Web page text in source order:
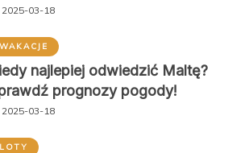
2025-03-18
WAKACJE
najlepiej odwiedzić Maltę?
prognozy pogody!
2025-03-18
LOTY